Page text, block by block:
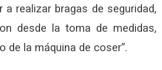
a realizar bragas de seguridad,
desde la toma de medidas,
de la máquina de coser”.